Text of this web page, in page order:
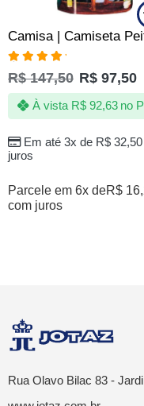
Avaliação
5.00de 5
R$147,50 R$ 97,50
Em até 3x de R$32,50
juros
À vista R$92,63 no
Parcele em 6x deR$
com juros
Rua Olavo Bilac 83 -